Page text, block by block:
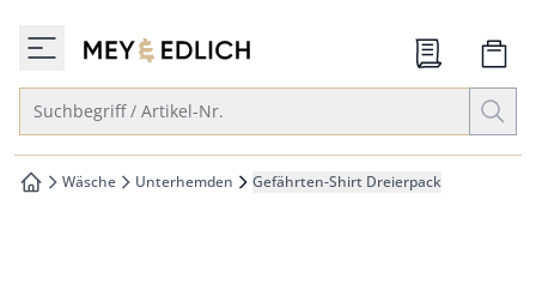
springen
springen
zur Startseite
Suchbegriff / Artikel-Nr.
zur Startseite
Wäsche Unterhemden Gefährten-Shirt Dreierpack